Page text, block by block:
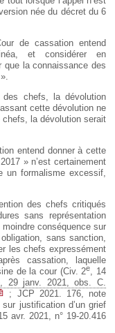
née du décret du 6
de cassation entend
et considérer en
que la connaissance des
des chefs, la dévolution
cette dévolution ne
chefs, la dévolution serait
entend donner à cette
» n’est certainement
un formalisme excessif,
des chefs critiqués
sans représentation
conséquence sur
sans sanction,
les chefs expressément
cassation, laquelle
de la cour (Civ. 2e
, 14
29 janv. 2021, obs. C.
; JCP 2021. 176, note
justification d’un grief
avr. 2021, n° 19-20.416